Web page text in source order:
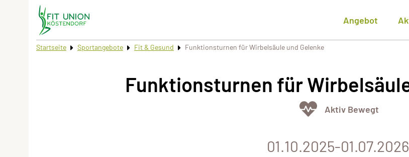
Angebot
Startseite Sportangebote Fit & Gesund Funktionsturnen für Wirbelsäule und Gelenke
Funktionsturnen für
Aktiv Bewegt
01.10.2025-01.07.2026